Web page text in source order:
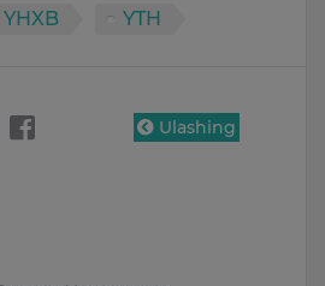
YHXB YTH
Ulashing